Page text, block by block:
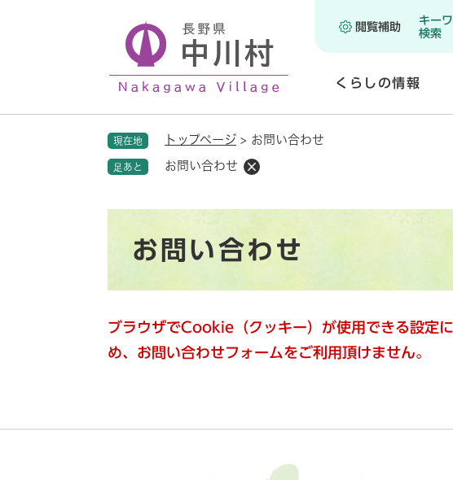
閲覧補助
キー
検索
くらしの情報
く
現在地 トップページ > お問い合わせ
足あと お問い合わせ
お問い合わせ
ブラウザでCookie（クッキー）が使用できる設定
め、お問い合わせフォームをご利用頂けません。